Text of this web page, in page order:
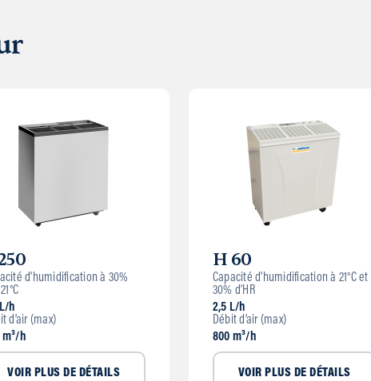
d'humidification à 30%
h
d’air (max)
m³/h
VOIR PLUS DE DÉTAILS
H 60
Capacité d’humidification à 21°C et
30% d’HR
2,5 L/h
Débit d’air (max)
800 m³/h
VOIR PLUS DE DÉTAILS